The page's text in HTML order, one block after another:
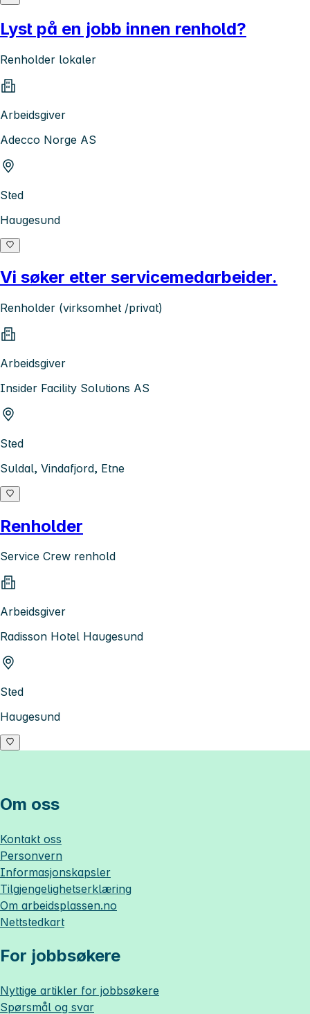
Lyst på en jobb innen renhold?
Renholder lokaler
Arbeidsgiver
Adecco Norge AS
Sted
Haugesund
Vi søker etter servicemedarbeider.
Renholder (virksomhet /privat)
Arbeidsgiver
Insider Facility Solutions AS
Sted
Suldal, Vindafjord, Etne
Renholder
Service Crew renhold
Arbeidsgiver
Radisson Hotel Haugesund
Sted
Haugesund
Om oss
Kontakt oss
Personvern
Informasjonskapsler
Tilgjengelighetserklæring
Om arbeidsplassen.no
Nettstedkart
For jobbsøkere
Nyttige artikler for jobbsøkere
Spørsmål og svar